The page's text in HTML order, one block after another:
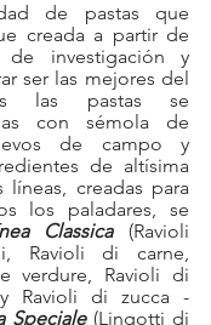
de pastas que
creada a partir de
de investigación y
ser las mejores del
las pastas se
con sémola de
de campo y
de altísima
líneas, creadas para
los paladares, se
Classica (Ravioli
Ravioli di carne,
verdure, Ravioli di
Ravioli di zucca -
Speciale (Lingotti di